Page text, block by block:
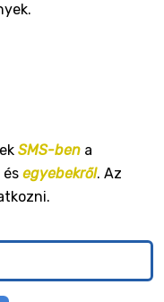
SMS-ben a
egyebekről. Az